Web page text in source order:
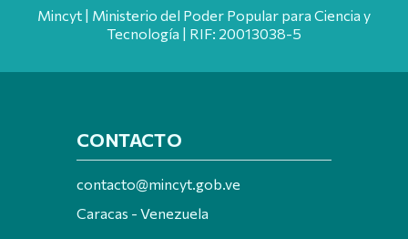
Mincyt | Ministerio del Poder Popular para Ciencia y
Tecnología | RIF: 20013038-5
CONTACTO
contacto@mincyt.gob.ve
Caracas - Venezuela